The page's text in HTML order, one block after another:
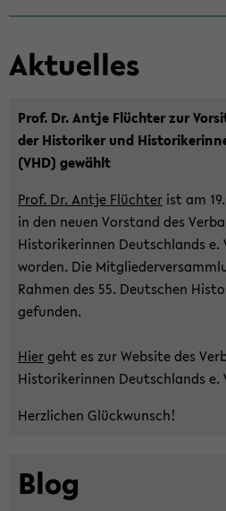
Ak­tu­el­les
Prof. Dr. Antje Flüch­ter zur
der His­to­ri­ker und
(VHD) ge­wählt
Prof. Dr. Antje Flüch­ter ist am
in den neuen Vor­stand des
His­to­ri­ke­rin­nen Deutsch­lands e.
wor­den. Die
Rah­men des 55. Deut­schen
ge­fun­den.
Hiergeht es zur Web­site des
His­to­ri­ke­rin­nen Deutsch­lands e.
Herz­li­chen Glück­wunsch!
Blog